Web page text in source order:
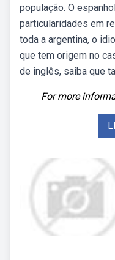
população. O
particularidades em
toda a argentina, o
que tem origem no
de inglês, saiba que
For more